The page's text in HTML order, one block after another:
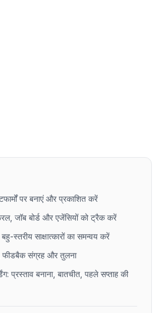
पर बनाएं और प्रकाशित करें
जॉब बोर्ड और एजेंसियों को ट्रैक करें
स्तरीय साक्षात्कारों का समन्वय करें
फीडबैक संग्रह और तुलना
प्रस्ताव बनाना, बातचीत, पहले सप्ताह की